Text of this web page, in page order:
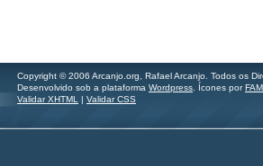
Copyright © 2006 Arcanjo.org, Rafael Arcanjo. Todos os
Desenvolvido sob a plataforma Wordpress . Ícones por
Validar XHTML
| Validar CSS